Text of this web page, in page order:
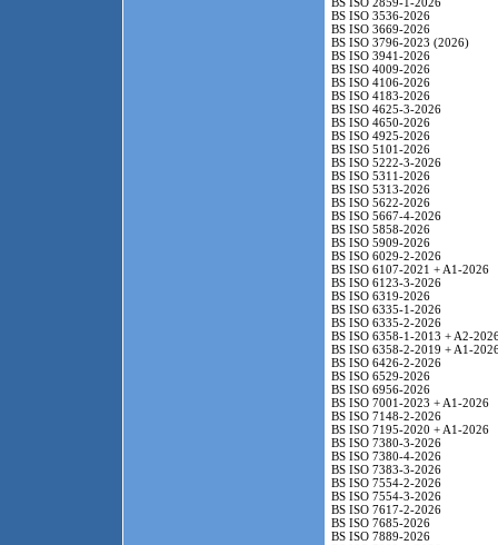
BS ISO 3536-2026
BS ISO 3669-2026
BS ISO 3796-2023 (2026)
BS ISO 3941-2026
BS ISO 4009-2026
BS ISO 4106-2026
BS ISO 4183-2026
BS ISO 4625-3-2026
BS ISO 4650-2026
BS ISO 4925-2026
BS ISO 5101-2026
BS ISO 5222-3-2026
BS ISO 5311-2026
BS ISO 5313-2026
BS ISO 5622-2026
BS ISO 5667-4-2026
BS ISO 5858-2026
BS ISO 5909-2026
BS ISO 6029-2-2026
BS ISO 6107-2021 + A1-2026
BS ISO 6123-3-2026
BS ISO 6319-2026
BS ISO 6335-1-2026
BS ISO 6335-2-2026
BS ISO 6358-1-2013 + A2-
BS ISO 6358-2-2019 + A1-
BS ISO 6426-2-2026
BS ISO 6529-2026
BS ISO 6956-2026
BS ISO 7001-2023 + A1-2026
BS ISO 7148-2-2026
BS ISO 7195-2020 + A1-2026
BS ISO 7380-3-2026
BS ISO 7380-4-2026
BS ISO 7383-3-2026
BS ISO 7554-2-2026
BS ISO 7554-3-2026
BS ISO 7617-2-2026
BS ISO 7685-2026
BS ISO 7889-2026